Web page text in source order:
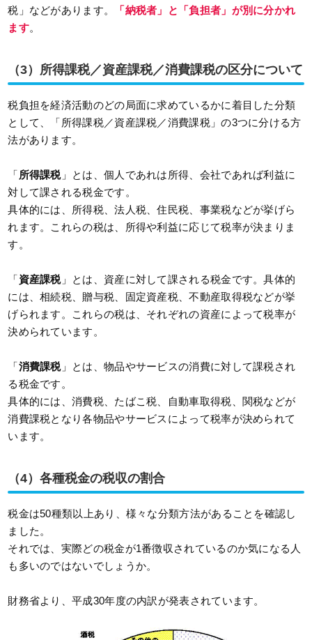
税」などがあります。
「納税者」と「負担者」が別に分かれ
ます。
（3）所得課税／資産課税／消費課税の区分について
税負担を経済活動のどの局面に求めているかに着目した分類
として、「所得課税／資産課税／消費課税」の3つに分ける方
法があります。
「所得課税」とは、個人であれは所得、会社であれば利益に
対して課される税金です。
具体的には、所得税、法人税、住民税、事業税などが挙げら
れます。これらの税は、所得や利益に応じて税率が決まりま
す。
「資産課税」とは、資産に対して課される税金です。具体的
には、相続税、贈与税、固定資産税、不動産取得税などが挙
げられます。これらの税は、それぞれの資産によって税率が
決められています。
「消費課税」とは、物品やサービスの消費に対して課税され
る税金です。
具体的には、消費税、たばこ税、自動車取得税、関税などが
消費課税となり各物品やサービスによって税率が決められて
います。
（4）各種税金の税収の割合
税金は50種類以上あり、様々な分類方法があることを確認し
ました。
それでは、実際どの税金が1番徴収されているのか気になる人
も多いのではないでしょうか。
財務省より、平成30年度の内訳が発表されています。